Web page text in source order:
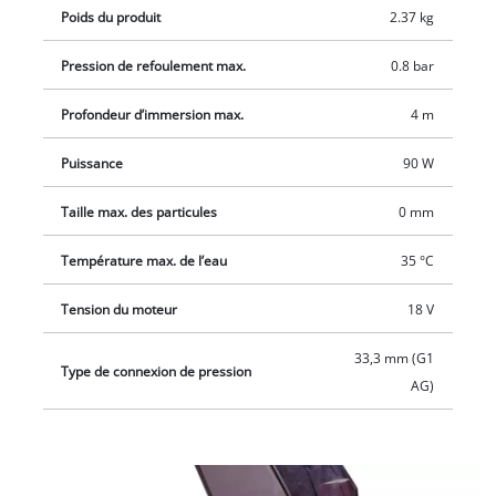
Poids du produit 2.37 kg
Pression de refoulement max. 0.8 bar
Profondeur d’immersion max. 4 m
Puissance 90 W
Taille max. des particules 0 mm
Température max. de l’eau 35 °C
Tension du moteur 18 V
Type de connexion de pression
33,3 mm (G1
AG)